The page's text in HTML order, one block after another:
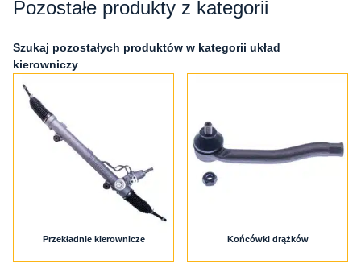
Pozostałe produkty z kategorii
Szukaj pozostałych produktów w kategorii układ
kierowniczy
Przekładnie kierownicze Końcówki drążków